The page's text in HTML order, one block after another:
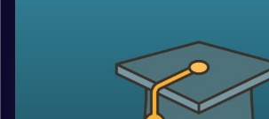
כשילד שכח בחוץ כוס עם משקה ומקל
כמו מזל. אבל אולי זו רק חצי
נתקלים בטעויות, בכישלונות